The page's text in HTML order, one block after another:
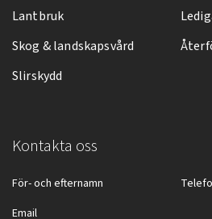
Lantbruk
Skog & landskapsvård
Slirskydd
Kontakta oss